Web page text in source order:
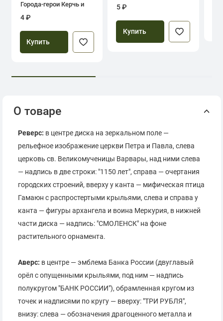
Города-герои Керчь и
Севастополь
4 ₽
Купить
5 ₽
Купить
О товаре
Реверс: в центре диска на зеркальном поле —
рельефное изображение церкви Петра и Павла, слева
церковь св. Великомученицы Варвары, над ними слева
— надпись в две строки: "1150 лет", справа — очертания
городских строений, вверху у канта — мифическая птица
Гамаюн с распростертыми крыльями, слева и справа у
канта — фигуры архангела и воина Меркурия, в нижней
части диска — надпись: "СМОЛЕНСК" на фоне
растительного орнамента.
Аверс: в центре — эмблема Банка России (двуглавый
орёл с опущенными крыльями, под ним — надпись
полукругом "БАНК РОССИИ"), обрамленная кругом из
точек и надписями по кругу — вверху: "ТРИ РУБЛЯ",
внизу: слева — обозначения драгоценного металла и